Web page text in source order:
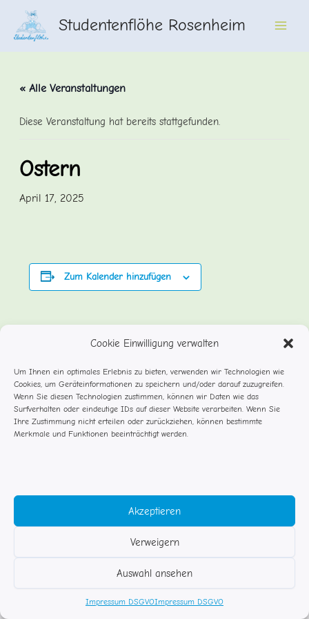
Cookie Einwilligung verwalten
Um Ihnen ein optimales Erlebnis zu bieten, verwenden wir Technologien wie
Cookies, um Geräteinformationen zu speichern und/oder darauf zuzugreifen.
Wenn Sie diesen Technologien zustimmen, können wir Daten wie das
Surfverhalten oder eindeutige IDs auf dieser Website verarbeiten. Wenn Sie
Ihre Zustimmung nicht erteilen oder zurückziehen, können bestimmte
Merkmale und Funktionen beeinträchtigt werden.
Akzeptieren
Verweigern
Auswahl ansehen
Impressum DSGVOImpressum DSGVO
Inhalt
springen
Studentenflöhe Rosenheim
« Alle Veranstaltungen
Diese Veranstaltung hat bereits stattgefunden.
Ostern
April 17, 2025
Zum Kalender hinzufügen
April 17, 2025
Veranstaltungskategorie:
Schließzeiten
© Studentenflöhe Rosenheim
Impressum DSGVO
Kontakt